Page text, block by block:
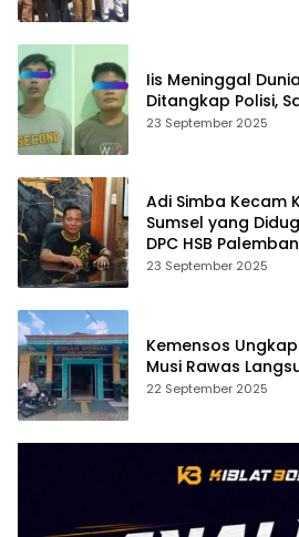
Iis Meninggal
Ditangkap Polisi,
23 September 2025
Adi Simba Kecam
Sumsel yang
DPC HSB
23 September 2025
Kemensos
Musi Rawas
22 September 2025